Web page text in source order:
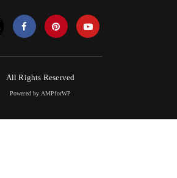
All Rights Reserved
Powered by AMPforWP